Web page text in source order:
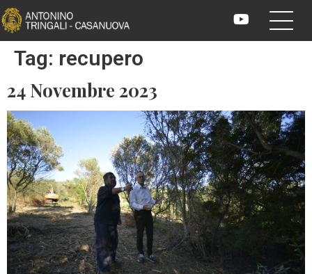
Tag: recupero
24 Novembre 2023